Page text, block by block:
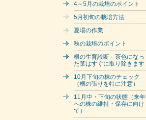
4～5月の栽培のポイント
5月初旬の栽培方法
夏場の作業
秋の栽培のポイント
根の生育診断－茶色になっ
た葉はすぐに取り除きます
10月下旬の株のチェック
（根の張りを特に注意）
11月中・下旬の状態（来年
への株の維持・保存に向け
て）